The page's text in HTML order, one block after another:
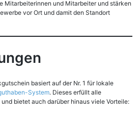
Mitarbeiterinnen und Mitarbeiter und stärken
vor Ort und damit den Standort
basiert auf der Nr. 1 für lokale
System. Dieses erfüllt alle
bietet auch darüber hinaus viele Vorteile: